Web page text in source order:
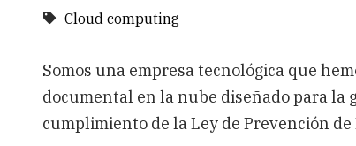
Cloud computing
Somos una empresa tecnológica que
documental en la nube diseñado para
cumplimiento de la Ley de Prevención de